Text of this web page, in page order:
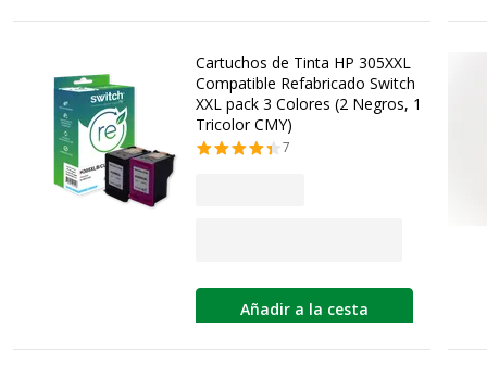
Cartuchos de Tinta HP 305XXL
Compatible Refabricado Switch
XXL pack 3 Colores (2 Negros, 1
Tricolor CMY)
7
Añadir a la cesta